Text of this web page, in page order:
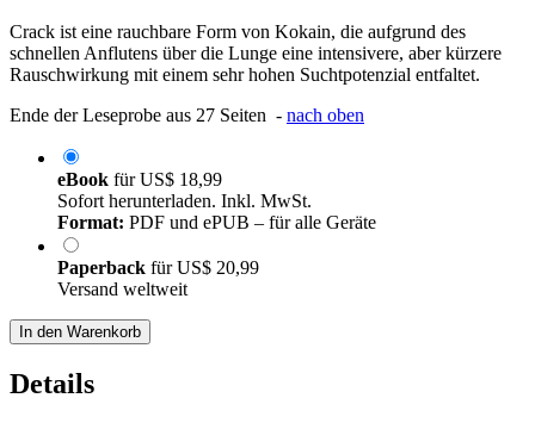
Crack ist eine rauchbare Form von Kokain, die aufgrund des
schnellen Anflutens über die Lunge eine intensivere, aber kürzere
Rauschwirkung mit einem sehr hohen Suchtpotenzial entfaltet.
Ende der Leseprobe aus 27 Seiten - nach oben
eBook fürUS$ 18,99
Sofort herunterladen. Inkl. MwSt.
Format: PDF und ePUB – für alle Geräte
Paperback fürUS$ 20,99
Versand weltweit
In den Warenkorb
Details